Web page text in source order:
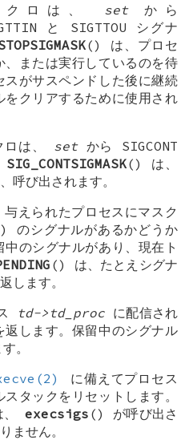
ロは、 setから
と SIGTTOU シグナ
() は、プロセ
または実行しているのを待
がサスペンドした後に継続
をクリアするために使用され
は、 setから SIGCONT
SIG_CONTSIGMASK() は、
呼び出されます。
えられたプロセスにマスク
シグナルがあるかどうか
のシグナルがあり、現在ト
() は、たとえシグナ
します。
td->td_proc に配信され
します。保留中のシグナル
。
に備えてプロセス
タックをリセットします。
、execsigs () が呼び出さ
ません。